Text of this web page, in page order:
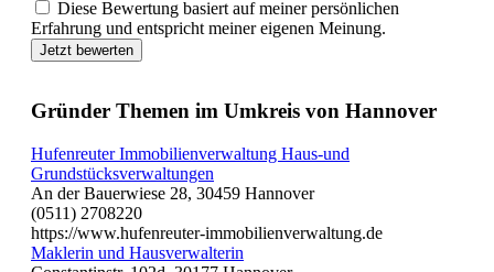
Diese Bewertung basiert auf meiner persönlichen
Erfahrung und entspricht meiner eigenen Meinung.
Jetzt bewerten
Gründer Themen im Umkreis von Hannover
Hufenreuter Immobilienverwaltung Haus-und
Grundstücksverwaltungen
An der Bauerwiese 28, 30459 Hannover
(0511) 2708220
https://www.hufenreuter-immobilienverwaltung.de
Maklerin und Hausverwalterin